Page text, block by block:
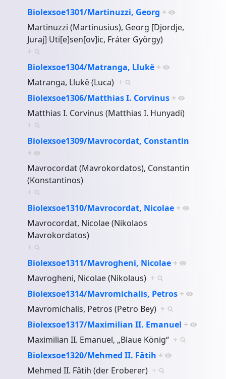
Biolexsoe1301/Martinuzzi, Georg +
Martinuzzi (Martinusius), Georg [Djordje,
Juraj] Uti[e]sen[ov]ic, Fráter György)
+
Biolexsoe1304/Matranga, Llukë +
Matranga, Llukë (Luca) +
Biolexsoe1306/Matthias I. Corvinus +
Matthias I. Corvinus (Matthias I. Hunyadi)
+
Biolexsoe1309/Mavrocordat, Constantin
+
Mavrocordat (Mavrokordatos), Constantin
(Konstantinos)
+
Biolexsoe1310/Mavrocordat, Nicolae +
Mavrocordat, Nicolae (Nikolaos
Mavrokordatos)
+
Biolexsoe1311/Mavrogheni, Nicolae +
Mavrogheni, Nicolae (Nikolaus) +
Biolexsoe1314/Mavromichalis, Petros +
Mavromichalis, Petros (Petro Bey) +
Biolexsoe1317/Maximilian II. Emanuel +
Maximilian II. Emanuel, „Blaue König“ +
Biolexsoe1320/Mehmed II. Fâtih +
Mehmed II. Fâtih (der Eroberer) +